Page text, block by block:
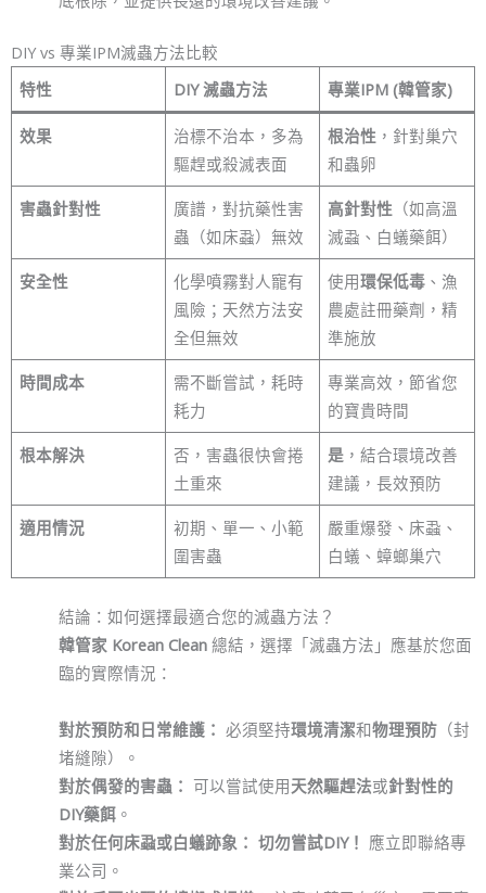
DIY vs 專業IPM滅蟲方法比較
特性
DIY 滅蟲方法 專業IPM (韓管家)
效果
治標不治本，多為
驅趕或殺滅表面
根治性 ，針對巢穴
和蟲卵
害蟲針對性
廣譜，對抗藥性害
蟲（如床蝨）無效
高針對性 （如高溫
滅蝨、白蟻藥餌）
安全性
化學噴霧對人寵有
風險；天然方法安
全但無效
使用環保低毒 、漁
農處註冊藥劑，精
準施放
時間成本
需不斷嘗試，耗時
耗力
專業高效，節省您
的寶貴時間
根本解決
否，害蟲很快會捲
土重來
是 ，結合環境改善
建議，長效預防
適用情況
初期、單一、小範
圍害蟲
嚴重爆發、床蝨、
白蟻、蟑螂巢穴
結論：如何選擇最適合您的滅蟲方法？
韓管家 Korean Clean總結，選擇「滅蟲方法」應基於您面
臨的實際情況：
對於預防和日常維護： 必須堅持環境清潔和物理預防（封
堵縫隙）。
對於偶發的害蟲： 可以嘗試使用天然驅趕法或針對性的
DIY藥餌。
對於任何床蝨或白蟻跡象： 切勿嘗試DIY！ 應立即聯絡專
業公司。